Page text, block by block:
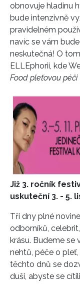
INFORMACE
REDAKCE
obnovuje hladinu
bude intenzivně
pravidelném
navíc se vám
neskutečná! O
ELLEphorii, kde
Food pleťovou péči
Již 3. ročník
uskuteční 3. - 5.
Tři dny plné
odborníků,
krásu. Budeme se
nehtů, péče o
těchto dnů se
duši, abyste se